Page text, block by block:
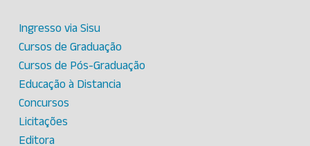
Ingresso via Sisu
Cursos de Graduação
Cursos de Pós-Graduação
Educação à Distancia
Concursos
Licitações
Editora